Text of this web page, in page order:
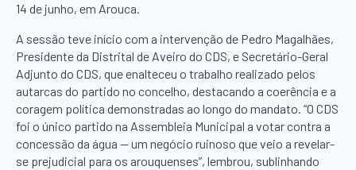
14 de junho, em Arouca.
A sessão teve início com a intervenção de Pedro Magalhães,
Presidente da Distrital de Aveiro do CDS, e Secretário-Geral
Adjunto do CDS, que enalteceu o trabalho realizado pelos
autarcas do partido no concelho, destacando a coerência e a
coragem política demonstradas ao longo do mandato. “O CDS
foi o único partido na Assembleia Municipal a votar contra a
concessão da água — um negócio ruinoso que veio a revelar-
se prejudicial para os arouquenses”, lembrou, sublinhando